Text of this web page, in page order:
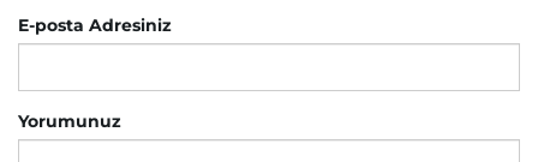
E-posta Adresiniz
Yorumunuz